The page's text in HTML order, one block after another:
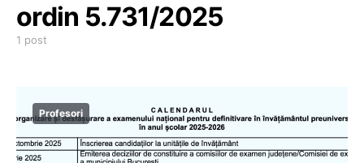
ordin 5.731/2025
1 post
Profesori